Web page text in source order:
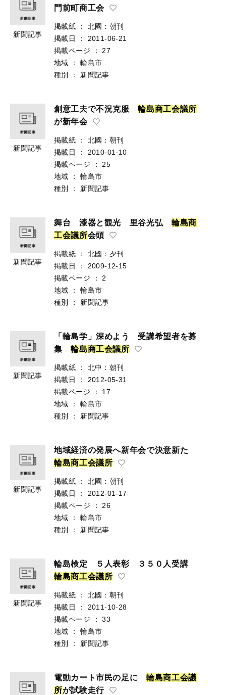
新聞記事
門前町商工会
掲載紙 ：
北國：朝刊
掲載日
：
2011-06-21
掲載ページ
：
27
地域
：
輪島市
種別
： 新聞記事
新聞記事
創意工夫で不況克服輪島商工会議所
が新年会
掲載紙 ：
北國：朝刊
掲載日
：
2010-01-10
掲載ページ
：
25
地域
：
輪島市
種別
： 新聞記事
新聞記事
舞台 漆器と観光 里谷光弘 輪島商
工会議所会頭
掲載紙 ：
北國：夕刊
掲載日
：
2009-12-15
掲載ページ
：
2
地域
：
輪島市
種別
： 新聞記事
新聞記事
「輪島学」深めよう 受講希望者を募
集輪島商工会議所
掲載紙 ：
北中：朝刊
掲載日
：
2012-05-31
掲載ページ
：
17
地域
：
輪島市
種別
： 新聞記事
新聞記事
地域経済の発展へ新年会で決意新た
輪島商工会議所
掲載紙 ：
北國：朝刊
掲載日
：
2012-01-17
掲載ページ
：
26
地域
：
輪島市
種別
： 新聞記事
新聞記事
輪島検定 ５人表彰 ３５０人受講
輪島商工会議所
掲載紙 ：
北國：朝刊
掲載日
：
2011-10-28
掲載ページ
：
33
地域
：
輪島市
種別
： 新聞記事
電動カート市民の足に輪島商工会議
所が試験走行